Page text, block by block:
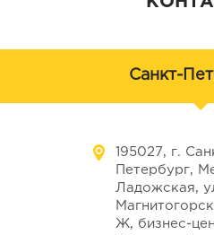
Санкт-
195027, г.
Петербург,
Ладожская,
Ж, бизнес-